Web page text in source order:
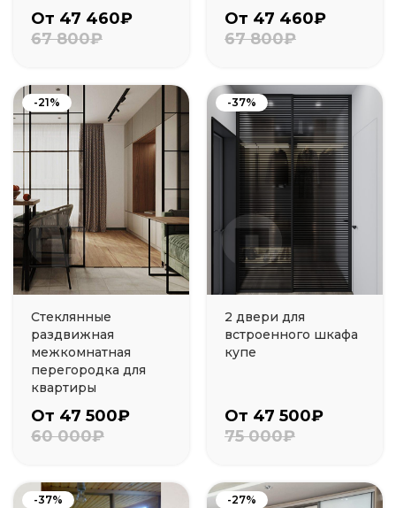
От 47 460₽
67 800₽
От 47 460₽
67 800₽
-21%
Стеклянные
раздвижная
межкомнатная
перегородка для
квартиры
От 47 500₽
60 000₽
-37%
2 двери для
встроенного шкафа
купе
От 47 500₽
75 000₽
-37% -27%